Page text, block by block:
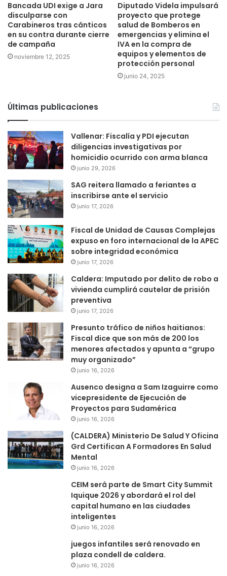
Bancada UDI exige a Jara
disculparse con
Carabineros tras cánticos
en su contra durante cierre
de campaña
noviembre 12, 2025
Diputado Videla impulsará
proyecto que protege
salud de Bomberos en
emergencias y elimina el
IVA en la compra de
equipos y elementos de
protección personal
junio 24, 2025
Últimas publicaciones
Vallenar: Fiscalía y PDI ejecutan
diligencias investigativas por
homicidio ocurrido con arma blanca
junio 29, 2026
SAG reitera llamado a feriantes a
inscribirse ante el servicio
junio 17, 2026
Fiscal de Unidad de Causas Complejas
expuso en foro internacional de la APEC
sobre integridad económica
junio 17, 2026
Caldera: Imputado por delito de robo a
vivienda cumplirá cautelar de prisión
preventiva
junio 17, 2026
Presunto tráfico de niños haitianos:
Fiscal dice que son más de 200 los
menores afectados y apunta a “grupo
muy organizado”
junio 16, 2026
Ausenco designa a Sam Izaguirre como
vicepresidente de Ejecución de
Proyectos para Sudamérica
junio 16, 2026
(CALDERA) Ministerio De Salud Y Oficina
Grd Certifican A Formadores En Salud
Mental
junio 16, 2026
CEIM será parte de Smart City Summit
Iquique 2026 y abordará el rol del
capital humano en las ciudades
inteligentes
junio 16, 2026
juegos infantiles será renovado en
plaza condell de caldera.
junio 16, 2026